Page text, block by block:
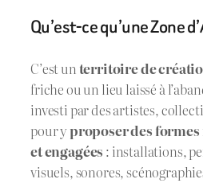
Qu’est-ce qu’une Zone
C’est un territoire de
friche ou un lieu laissé à
investi par des artistes,
pour yproposer des
et engagées : installations,
visuels, sonores,